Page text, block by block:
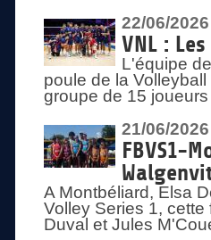
22/06/2026
VNL :
L'équipe
poule de la
groupe de 15
21/06/2026
FBVS1-
A Montbéliard, Elsa
Volley Series 1,
Duval et Jules